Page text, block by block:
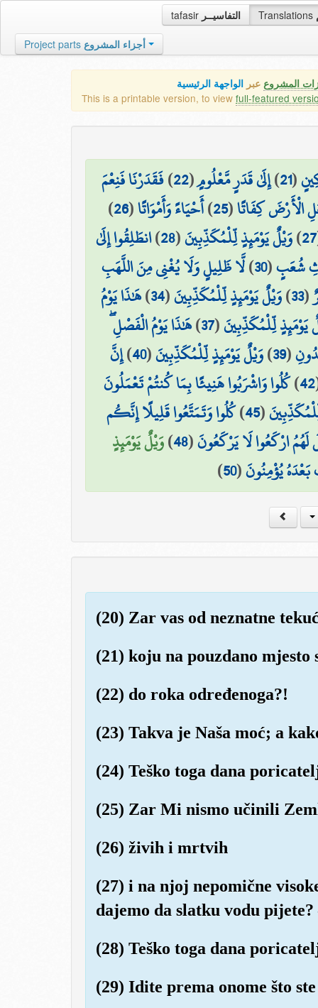
tafasir التفاسيــر Translations
Project parts أجزاء المشروع
المشروع عبر الواجهة الرئيسية
This is a printable version, to view full-featured
(
21
)إِلَىٰ قَدَرٍ مَّعْلُومٍ(
22
)فَقَدَرْنَا فَنِعْمَ
الْأَرْضَ كِفَاتًا(
25
)أَحْيَاءً وَأَمْوَاتًا(
26
)
27
)وَيْلٌ يَوْمَئِذٍ لِّلْمُكَذِّبِينَ(
28
)انطَلِقُوا إِلَىٰ
شُعَبٍ(
30
)لَّا ظَلِيلٍ وَلَا يُغْنِي مِنَ اللَّهَبِ
(
33
)وَيْلٌ يَوْمَئِذٍ لِّلْمُكَذِّبِينَ(
34
)هَٰذَا يَوْمُ
يَوْمَئِذٍ لِّلْمُكَذِّبِينَ(
37
)هَٰذَا يَوْمُ الْفَصْلِ ۖ
(
39
)وَيْلٌ يَوْمَئِذٍ لِّلْمُكَذِّبِينَ(
40
)إِنَّ
42
)كُلُوا وَاشْرَبُوا هَنِيئًا بِمَا كُنتُمْ تَعْمَلُونَ
(
45
)كُلُوا وَتَمَتَّعُوا قَلِيلًا إِنَّكُم
لَهُمُ ارْكَعُوا لَا يَرْكَعُونَ(
48
)وَيْلٌ يَوْمَئِذٍ
يُؤْمِنُونَ(
50
)
(20) Zar vas od neznatne
(21) koju na pouzdano mjesto
(22) do roka određenoga?!
(23) Takva je Naša moć; a
(24) Teško toga dana
(25) Zar Mi nismo učinili
(26) živih i mrtvih
(27) i na njoj nepomične
dajemo da slatku vodu pijete?
(28) Teško toga dana
(29) Idite prema onome što